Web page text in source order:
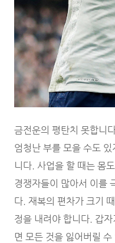
금전운의 평탄치 못합니
엄청난 부를 모을 수도
니다. 사업을 할 때는 몸
경쟁자들이 많아서 이를
다. 재복의 편차가 크기
정을 내려야 합니다. 갑
면 모든 것을 잃어버릴